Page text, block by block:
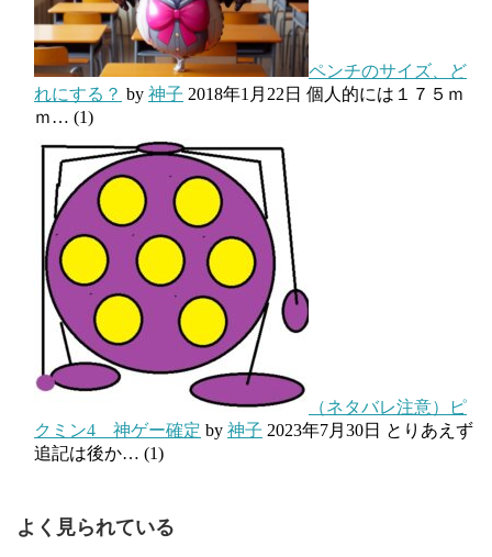
ペンチのサイズ、ど
れにする？ by 神子 2018年1月22日 個人的には１７５ｍ
ｍ… (1)
（ネタバレ注意）ピ
クミン4 神ゲー確定 by 神子 2023年7月30日 とりあえず
追記は後か… (1)
よく見られている